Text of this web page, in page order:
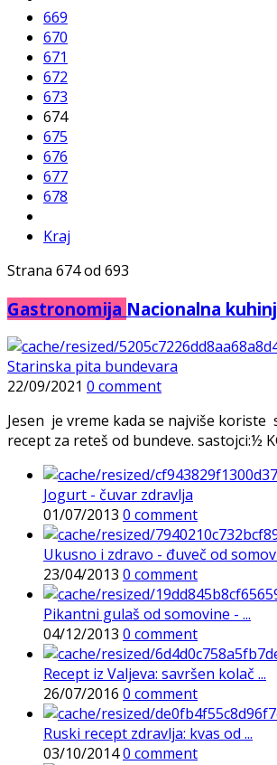
669
670
671
672
673
674
675
676
677
678
Kraj
Strana 674 od 693
Gastronomija Nacionalna
Starinska pita bundevara
22/09/2021 0 comment
Jesen je vreme kada se najviše
recept za reteš od bundeve. sastojci:½
Jogurt - čuvar zdravlja
01/07/2013 0 comment
Ukusno i zdravo - đuveč od
23/04/2013 0 comment
Pikantni gulaš od somovine - ...
04/12/2013 0 comment
Recept iz Valjeva: savršen kolač ...
26/07/2016 0 comment
Ruski recept zdravlja: kvas od ...
03/10/20140 comment